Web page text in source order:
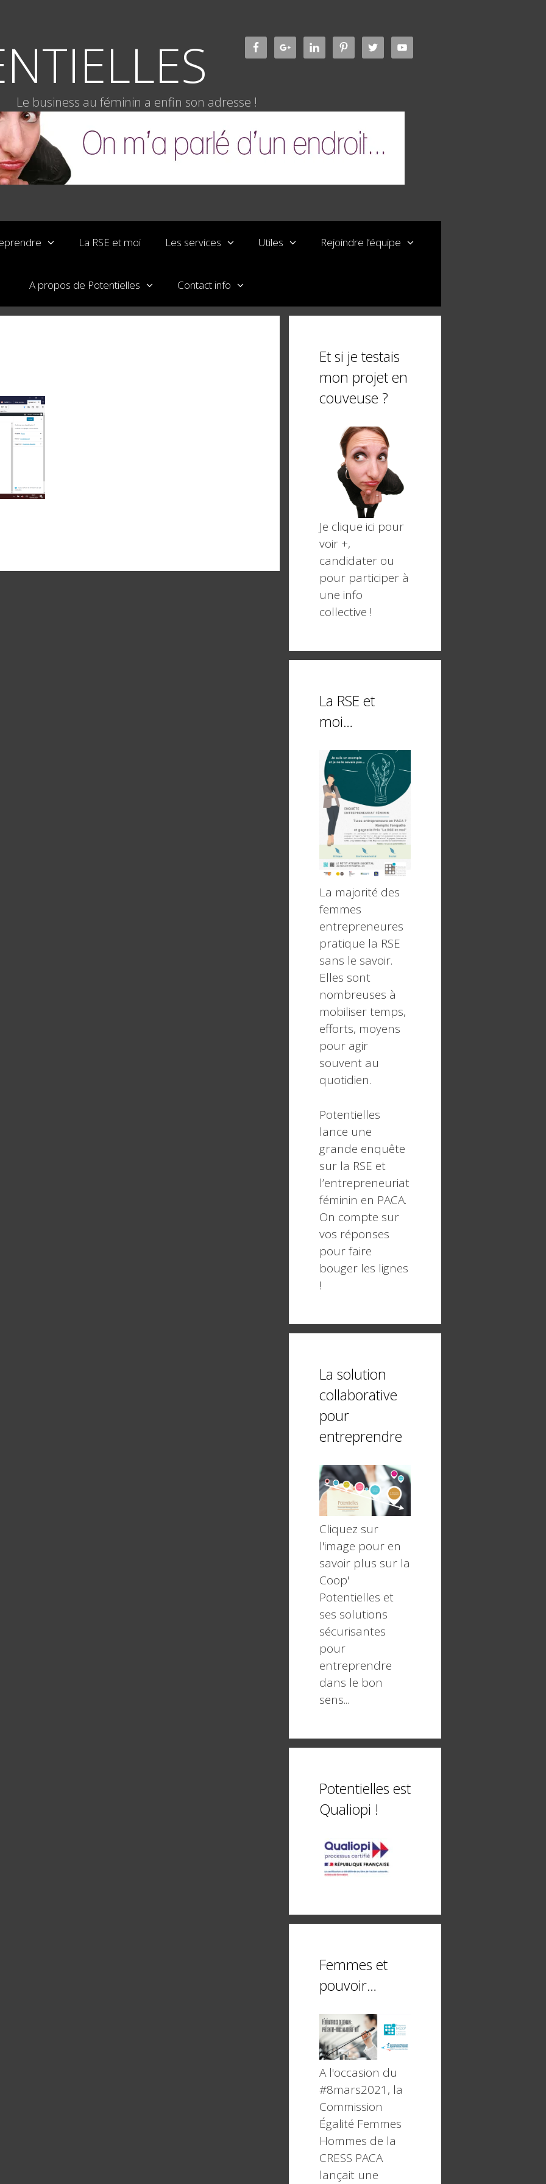
Le business au féminin a enfin son adresse !
La RSE et moi Les services Utiles Rejoindre l’équipe
A propos de Potentielles Contact info
Et si je testais
mon projet en
couveuse ?
Je clique ici pour
voir +,
candidater ou
pour participer à
une info
collective !
La RSE et
moi…
La majorité des
femmes
entrepreneures
pratique la RSE
sans le savoir.
Elles sont
nombreuses à
mobiliser temps,
efforts, moyens
pour agir
souvent au
quotidien.
Potentielles
lance une
grande enquête
sur la RSE et
l’entrepreneuriat
féminin en PACA.
On compte sur
vos réponses
pour faire
bouger les lignes
!
La solution
collaborative
pour
entreprendre
Cliquez sur
l'image pour en
savoir plus sur la
Coop'
Potentielles et
ses solutions
sécurisantes
pour
entreprendre
dans le bon
sens...
Potentielles est
Qualiopi !
Femmes et
pouvoir…
A l'occasion du
#8mars2021, la
Commission
Égalité Femmes
Hommes de la
CRESS PACA
lançait une